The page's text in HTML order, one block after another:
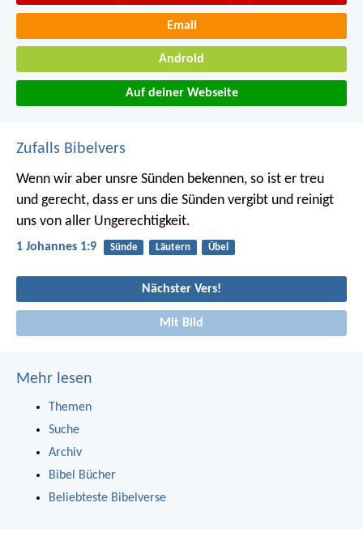
Email
Android
Auf deiner Webseite
Zufalls Bibelvers
Wenn wir aber unsre Sünden bekennen, so ist er treu
und gerecht, dass er uns die Sünden vergibt und reinigt
uns von aller Ungerechtigkeit.
1 Johannes 1:9 Sünde Läutern Übel
Nächster Vers!
Mit Bild
Mehr lesen
Themen
Suche
Archiv
Bibel Bücher
Beliebteste Bibelverse